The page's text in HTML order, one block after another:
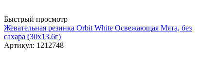
Быстрый просмотр
Жевательная резинка Orbit White Освежающая Мята, без
сахара (30х13.6г)
Артикул: 1212748